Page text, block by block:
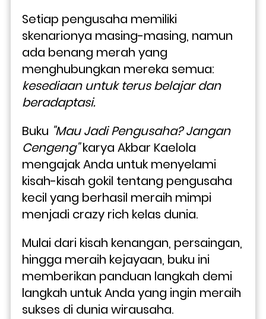
Setiap pengusaha memiliki
skenarionya masing-masing, namun
ada benang merah yang
kesediaan untuk terus belajar dan
beradaptasi.
Buku "Mau Jadi Pengusaha? Jangan
Cengeng" karya Akbar Kaelola
mengajak Anda untuk menyelami
kisah-kisah gokil tentang pengusaha
kecil yang berhasil meraih mimpi
menjadi crazy rich kelas dunia.
Mulai dari kisah kenangan, persaingan,
hingga meraih kejayaan, buku ini
memberikan panduan langkah demi
langkah untuk Anda yang ingin meraih
sukses di dunia wirausaha.